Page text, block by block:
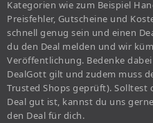
Kategorien wie zum Beispiel
Preisfehler, Gutscheine und
schnell genug sein und einen
du den Deal melden und wir
Veröffentlichung. Bedenke
DealGott gilt und zudem muss
Trusted Shops geprüft). Solltest
Deal gut ist, kannst du uns
den Deal für dich.